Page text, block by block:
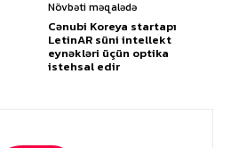
Növbəti məqalədə
Cənubi Koreya startapı
LetinAR süni intellekt
eynəkləri üçün optika
istehsal edir